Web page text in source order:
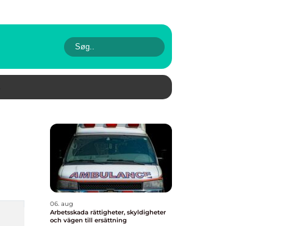
06. aug
Arbetsskada rättigheter, skyldigheter
och vägen till ersättning